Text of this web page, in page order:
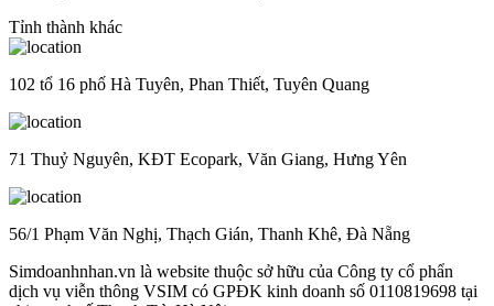
Tỉnh thành khác
102 tổ 16 phố Hà Tuyên, Phan Thiết, Tuyên Quang
71 Thuỷ Nguyên, KĐT Ecopark, Văn Giang, Hưng Yên
56/1 Phạm Văn Nghị, Thạch Gián, Thanh Khê, Đà Nẵng
Simdoanhnhan.vn là website thuộc sở hữu của Công ty cổ phẩn
dịch vụ viễn thông VSIM có GPĐK kinh doanh số 0110819698 tại